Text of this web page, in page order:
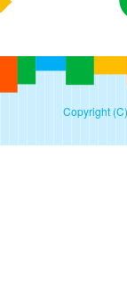
Copyright